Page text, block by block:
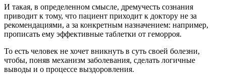
И такая, в определенном смысле, дремучесть сознания
приводит к тому, что пациент приходит к доктору не за
рекомендациями, а за конкретным назначением: например,
прописать ему эффективные таблетки от геморроя.
То есть человек не хочет вникнуть в суть своей болезни,
чтобы, поняв механизм заболевания, сделать логичные
выводы и о процессе выздоровления.